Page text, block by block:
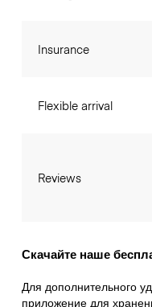
Insurance
Flexible arrival
Reviews
Скачайте наше
Для дополнительного
приложение для